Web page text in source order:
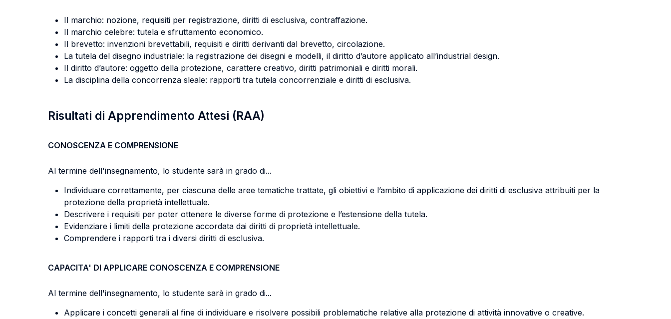
Il marchio: nozione, requisiti per registrazione, diritti di esclusiva, contraffazione.
Il marchio celebre: tutela e sfruttamento economico.
Il brevetto: invenzioni brevettabili, requisiti e diritti derivanti dal brevetto, circolazione.
La tutela del disegno industriale: la registrazione dei disegni e modelli, il diritto d’autore applicato all’industrial design.
Il diritto d’autore: oggetto della protezione, carattere creativo, diritti patrimoniali e diritti morali.
La disciplina della concorrenza sleale: rapporti tra tutela concorrenziale e diritti di esclusiva.
Risultati di Apprendimento Attesi (RAA)
CONOSCENZA E COMPRENSIONE
Al termine dell'insegnamento, lo studente sarà in grado di...
Individuare correttamente, per ciascuna delle aree tematiche trattate, gli obiettivi e l’ambito di applicazione dei diritti di esclusiva attribuiti per la
protezione della proprietà intellettuale.
Descrivere i requisiti per poter ottenere le diverse forme di protezione e l’estensione della tutela.
Evidenziare i limiti della protezione accordata dai diritti di proprietà intellettuale.
Comprendere i rapporti tra i diversi diritti di esclusiva.
CAPACITA' DI APPLICARE CONOSCENZA E COMPRENSIONE
Al termine dell'insegnamento, lo studente sarà in grado di...
Applicare i concetti generali al fine di individuare e risolvere possibili problematiche relative alla protezione di attività innovative o creative.